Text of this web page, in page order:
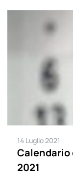
14 Luglio 2021
Calendario
2021